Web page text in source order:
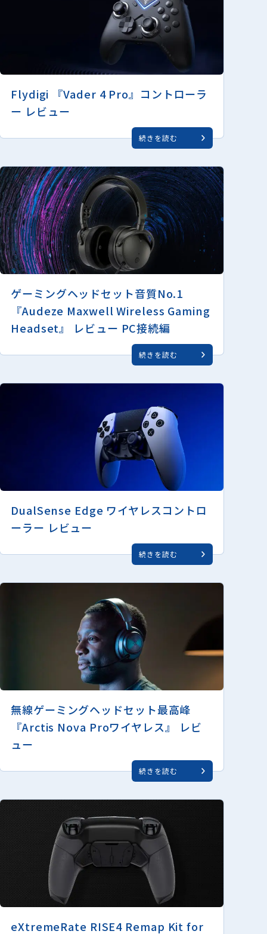
Flydigi 『Vader 4 Pro』コントローラ
ー レビュー
続きを読む
ゲーミングヘッドセット音質No.1
『Audeze Maxwell Wireless Gaming
Headset』 レビュー PC接続編
続きを読む
DualSense Edge ワイヤレスコントロ
ーラー レビュー
続きを読む
無線ゲーミングヘッドセット最高峰
『Arctis Nova Proワイヤレス』 レビ
ュー
続きを読む
eXtremeRate RISE4 Remap Kit for